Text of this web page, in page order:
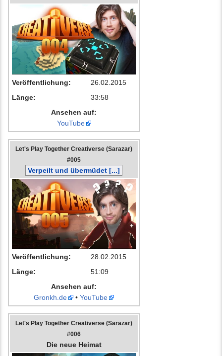
Veröffentlichung:
26.02.2015
Länge:
33:58
Ansehen auf:
YouTube
Let's Play Together Creativerse (Sarazar)
#005
Verpeilt und übermüdet [...]
Veröffentlichung:
28.02.2015
Länge:
51:09
Ansehen auf:
Gronkh.de
• YouTube
Let's Play Together Creativerse (Sarazar)
#006
Die neue Heimat